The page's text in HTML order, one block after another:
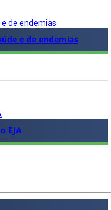
de endemias
e de endemias
EJA